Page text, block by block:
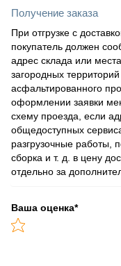
Получение заказа
При отгрузке с
покупатель должен
адрес склада или
загородных
асфальтированного
оформлении заявки
схему проезда, если
общедоступных
разгрузочные работы,
сборка и т. д. в цену
отдельно за
Ваша оценка*